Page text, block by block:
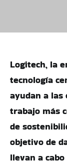
Logitech, la
tecnología
ayudan a las
trabajo más
de
objetivo de
llevan a